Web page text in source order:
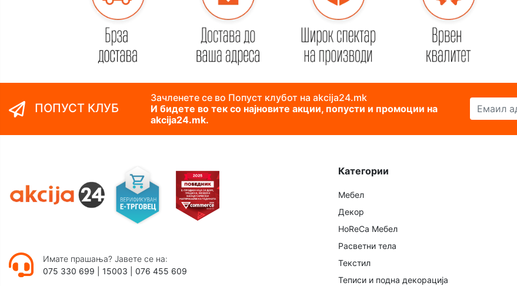
ПОПУСТ КЛУБ
Зачленете се во Попуст клубот на akcija24.mk
И бидете во тек со најновите акции, попусти и промоции на
akcija24.mk.
Емаил
Имате прашања? Јавете се на:
075 330 699
15003 076 455 609
Категории
Мебел
Декор
HoReCa Мебел
Расветни тела
Текстил
Теписи и подна декорација